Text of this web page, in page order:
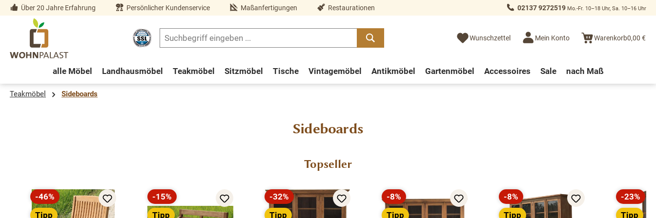
Zur Hauptnavigation springen
Über 20 Jahre Erfahrung Persönlicher Kundenservice Maßanfertigungen Restaurationen 02137 9272519 Mo.-Fr. 10–18 Uhr, Sa. 10–16 Uhr
Wunschzettel Mein Konto Warenkorb0,00 €
alle Möbel Landhausmöbel Teakmöbel Sitzmöbel Tische Vintagemöbel Antikmöbel Gartenmöbel Accessoires Sale nach Maß
Teakmöbel Sideboards
Sideboards
Topseller
Rabatt
-46%
Tipp
Rabatt
-15%
Tipp
Rabatt
-32%
Tipp
Rabatt
-8%
Tipp
Rabatt
-8%
Tipp
Rabatt
-23%
Tipp